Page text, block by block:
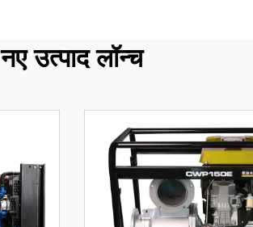
नए उत्पाद लॉन्च